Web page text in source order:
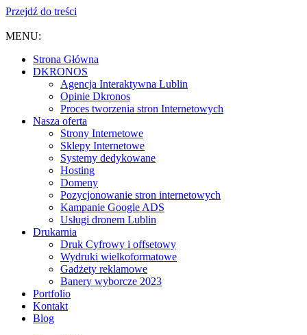
Przejdź do treści
MENU:
Strona Główna
DKRONOS
️Agencja Interaktywna Lublin
Opinie Dkronos
Proces tworzenia stron Internetowych
Nasza oferta
Strony Internetowe
Sklepy Internetowe
Systemy dedykowane
Hosting
Domeny
Pozycjonowanie stron internetowych
Kampanie Google ADS
Usługi dronem Lublin
Drukarnia
Druk Cyfrowy i offsetowy
Wydruki wielkoformatowe
Gadżety reklamowe
Banery wyborcze 2023
Portfolio
Kontakt
Blog